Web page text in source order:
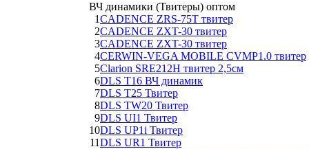
ВЧ динамики (Твитеры) оптом
1CADENCE ZRS-75T твитер
2CADENCE ZXT-30 твитер
3CADENCE ZXT-30 твитер
4CERWIN-VEGA MOBILE CVMP1.0 твитер
5Clarion SRE212H твитер 2,5см
6DLS T16 ВЧ динамик
7DLS T25 Твитер
8DLS TW20 Твитер
9DLS UI1 Твитер
10DLS UP1i Твитер
11DLS UR1 Твитер